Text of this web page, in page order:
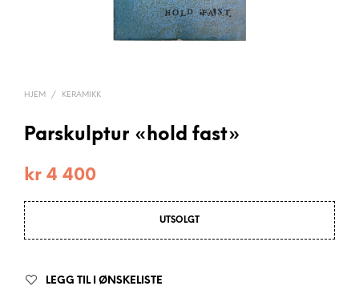
HJEM / KERAMIKK
Parskulptur «hold fast»
kr 4 400
UTSOLGT
LEGG TIL I ØNSKELISTE